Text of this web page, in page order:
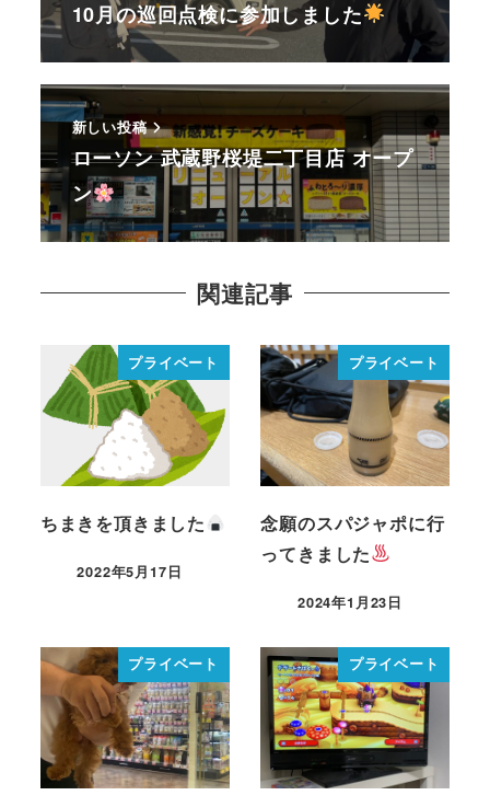
10月の巡回点検に参加しました
新しい投稿
ローソン 武蔵野桜堤二丁目店 オープ
ン
関連記事
プライベート
ちまきを頂きました
2022年5月17日
プライベート
念願のスパジャポに行
ってきました
2024年1月23日
プライベート プライベート